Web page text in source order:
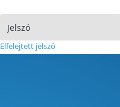
Elfelejtett jelszó